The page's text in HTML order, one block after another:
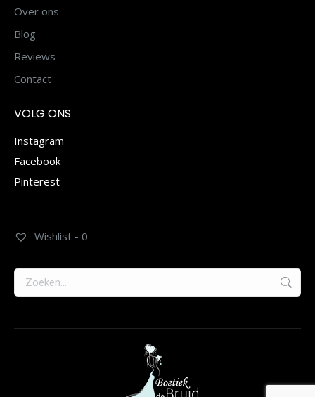
Over ons
Blog
Reviews
Contact
VOLG ONS
Instagram
Facebook
Pinterest
Wishlist - 0
Zoeken: